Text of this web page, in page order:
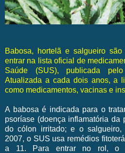
Babosa, hortelã e salgueiro
entrar na lista oficial de
Saúde (SUS), publicada
Atualizada a cada dois anos, a
como medicamentos, vacinas e
A babosa é indicada para o
psoríase (doença inflamatória da
do cólon irritado; e o salgueiro,
2007, o SUS usa remédios
a 11. Para entrar no rol, o